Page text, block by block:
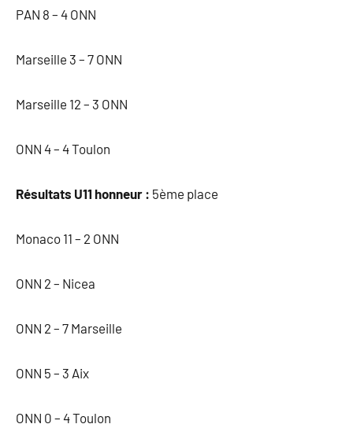
PAN 8 – 4 ONN
Marseille 3 – 7 ONN
Marseille 12 – 3 ONN
ONN 4 – 4 Toulon
Résultats U11 honneur : 5ème place
Monaco 11 – 2 ONN
ONN 2 – Nicea
ONN 2 – 7 Marseille
ONN 5 – 3 Aix
ONN 0 – 4 Toulon